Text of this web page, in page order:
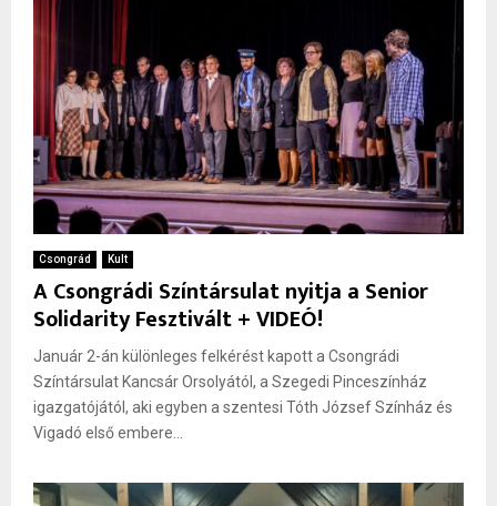
Csongrád Kult
A Csongrádi Színtársulat nyitja a Senior
Solidarity Fesztivált + VIDEÓ!
Január 2-án különleges felkérést kapott a Csongrádi
Színtársulat Kancsár Orsolyától, a Szegedi Pinceszínház
igazgatójától, aki egyben a szentesi Tóth József Színház és
Vigadó első embere...